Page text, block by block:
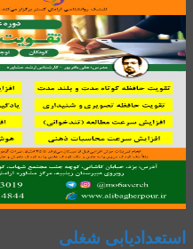
استعدادیابی شغلی